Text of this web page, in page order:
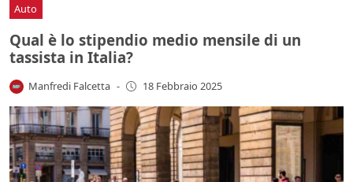
Auto
Qual è lo stipendio medio mensile di un
tassista in Italia?
Manfredi Falcetta - 18 Febbraio 2025